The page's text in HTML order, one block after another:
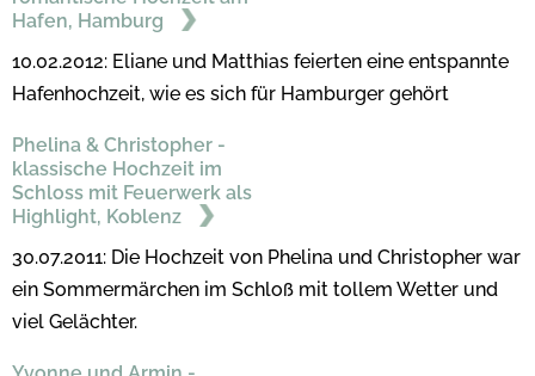
Hafen, Hamburg
10.02.2012: Eliane und Matthias feierten eine entspannte
Hafenhochzeit, wie es sich für Hamburger gehört
Phelina & Christopher -
klassische Hochzeit im
Schloss mit Feuerwerk als
Highlight, Koblenz
30.07.2011: Die Hochzeit von Phelina und Christopher war
ein Sommermärchen im Schloß mit tollem Wetter und
viel Gelächter.